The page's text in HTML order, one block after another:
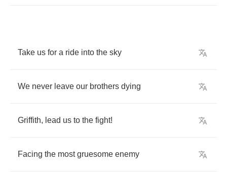
Take us for a ride into the sky
We never leave our brothers dying
Griffith, lead us to the fight!
Facing the most gruesome enemy